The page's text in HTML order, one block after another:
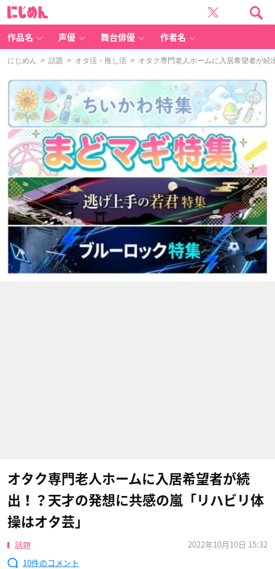
作品名 声優 舞台俳優 作者名
にじめん > 話題 > オタ活・推し活 > オタク専門老人ホームに入居希望者が続
オタク専門老人ホームに入居希望者が続
出！？天才の発想に共感の嵐「リハビリ体
操はオタ芸」
話題
2022年10月10日 15:32
10